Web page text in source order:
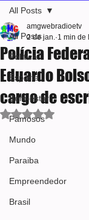
All Posts
Política
Esporte
Bem-estar
Famosos
Mundo
Paraiba
Empreendedor
Brasil
All Posts
Polícia
Eduardo
cargo de
amgwebradioetv
2 de jan. 1 min de
Avaliado com